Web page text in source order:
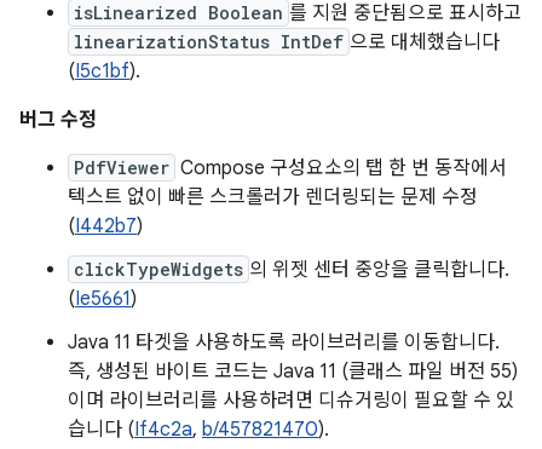
isLinearized Boolean 를 지원 중단됨으로 표시하고
linearizationStatus IntDef 으로 대체했습니다
(I5c1bf).
버그 수정
PdfViewer Compose 구성요소의 탭 한 번 동작에서
텍스트 없이 빠른 스크롤러가 렌더링되는 문제 수정
(I442b7)
clickTypeWidgets 의 위젯 센터 중앙을 클릭합니다.
(Ie5661)
Java 11 타겟을 사용하도록 라이브러리를 이동합니다.
즉, 생성된 바이트 코드는 Java 11 (클래스 파일 버전 55)
이며 라이브러리를 사용하려면 디슈거링이 필요할 수 있
습니다 (If4c2a, b/457821470).